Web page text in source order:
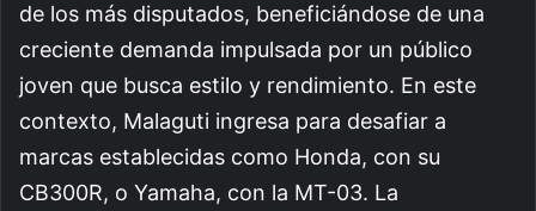
de los más disputados, beneficiándose de una
creciente demanda impulsada por un público
joven que busca estilo y rendimiento. En este
contexto, Malaguti ingresa para desafiar a
marcas establecidas como Honda, con su
CB300R, o Yamaha, con la MT-03. La